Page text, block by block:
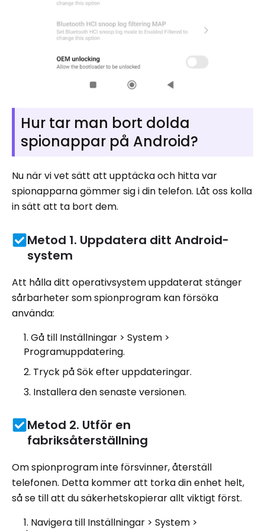
Hur tar man bort dolda
spionappar på Android?
Nu när vi vet sätt att upptäcka och hitta var
spionapparna gömmer sig i din telefon. Låt oss kolla
in sätt att ta bort dem.
Metod 1. Uppdatera ditt Android-
system
Att hålla ditt operativsystem uppdaterat stänger
sårbarheter som spionprogram kan försöka
använda:
Gå till Inställningar > System >
Programuppdatering.
Tryck på Sök efter uppdateringar.
Installera den senaste versionen.
Metod 2. Utför en
fabriksåterställning
Om spionprogram inte försvinner, återställ
telefonen. Detta kommer att torka din enhet helt,
så se till att du säkerhetskopierar allt viktigt först.
Navigera till Inställningar > System >